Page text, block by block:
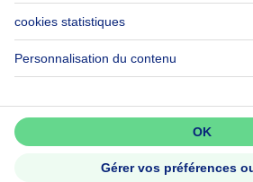
Immoweb SA © 2026 - Tous
Conditions d'utilisation Gestion
Règles de fonctionnement
3044 -